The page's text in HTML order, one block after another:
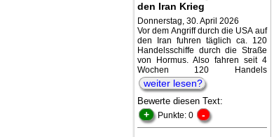
den Iran Krieg
Donnerstag, 30. April 2026
Vor dem Angriff durch die USA auf
den Iran fuhren täglich ca. 120
Handelsschiffe durch die Straße
von Hormus. Also fahren seit 4
Wochen 120 Handels
weiter lesen?
Bewerte diesen Text:
+ Punkte: 0 -